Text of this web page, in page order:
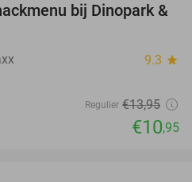
22%
bij Dinopark &
9.3 star
Regulier €13,95
€10,95